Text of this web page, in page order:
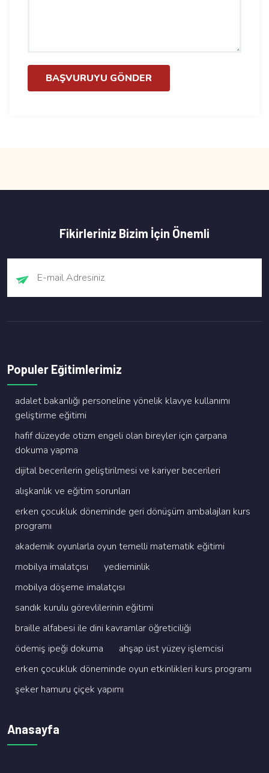
BAŞVURUYU GÖNDER
Fikirleriniz Bizim İçin Önemli
Populer Eğitimlerimiz
adalet bakanliği personeli̇ne yöneli̇k klavye kullanimi
geli̇şti̇rme eği̇ti̇mi̇
hafi̇f düzeyde oti̇zm engeli̇ olan bi̇reyler i̇çi̇n çarpana
dokuma yapma
di̇ji̇tal beceri̇leri̇n geli̇şti̇ri̇lmesi̇ ve kari̇yer beceri̇leri̇
alişkanlik ve eği̇ti̇m sorunlari
erken çocukluk dönemi̇nde geri̇ dönüşüm ambalajlari kurs
programi
akademi̇k oyunlarla oyun temelli̇ matemati̇k eği̇ti̇mi̇
mobi̇lya i̇malatçisi
yedi̇emi̇nli̇k
mobi̇lya döşeme i̇malatçisi
sandik kurulu görevli̇leri̇ni̇n eği̇ti̇mi̇
brai̇lle alfabesi̇ i̇le di̇ni̇ kavramlar öğreti̇ci̇li̇ği̇
ödemi̇ş i̇peği̇ dokuma
ahşap üst yüzey i̇şlemci̇si̇
erken çocukluk dönemi̇nde oyun etki̇nli̇kleri̇ kurs programi
şeker hamuru çi̇çek yapimi
Anasayfa